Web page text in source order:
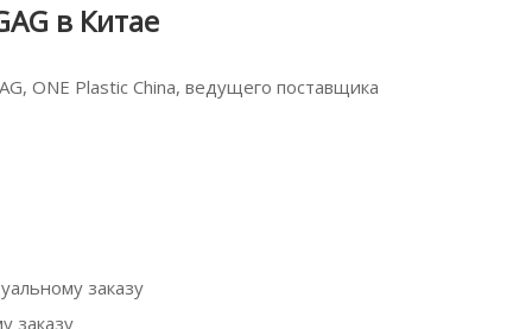
в Китае
ONE Plastic China, ведущего поставщика
заказу
заказу